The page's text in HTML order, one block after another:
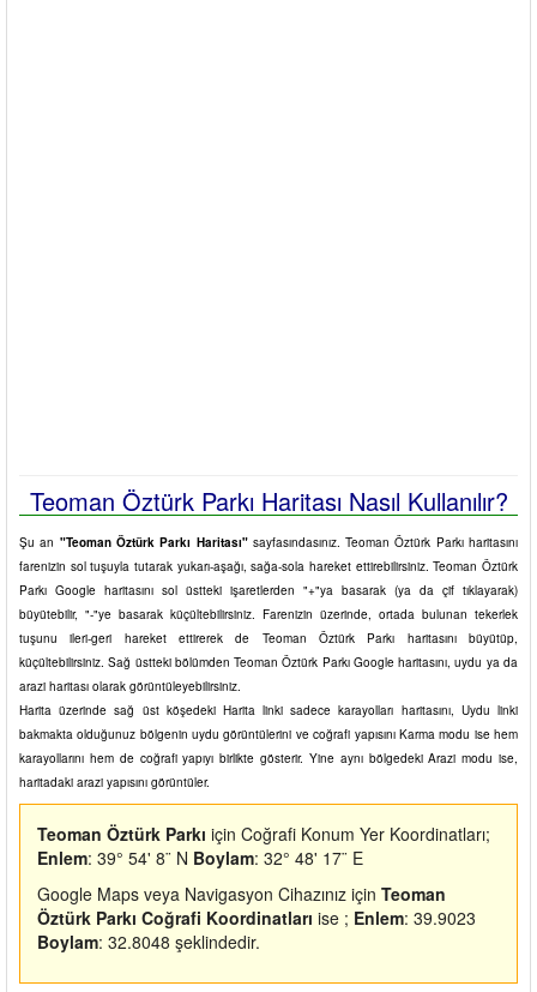
Teoman Öztürk Parkı Haritası Nasıl Kullanılır?
Şu an "Teoman Öztürk Parkı Haritası"sayfasındasınız. Teoman Öztürk Parkı haritasını
farenizin sol tuşuyla tutarak yukarı-aşağı, sağa-sola hareket ettirebilirsiniz. Teoman Öztürk
Parkı Google haritasını sol üstteki işaretlerden "+"ya basarak (ya da çif tıklayarak)
büyütebilir, "-"ye basarak küçültebilirsiniz. Farenizin üzerinde, ortada bulunan tekerlek
tuşunu ileri-geri hareket ettirerek de Teoman Öztürk Parkı haritasını büyütüp,
küçültebilirsiniz. Sağ üstteki bölümden Teoman Öztürk Parkı Google haritasını, uydu ya da
arazi haritası olarak görüntüleyebilirsiniz.
Harita üzerinde sağ üst köşedeki Harita linki sadece karayolları haritasını, Uydu linki
bakmakta olduğunuz bölgenin uydu görüntülerini ve coğrafi yapısını Karma modu ise hem
karayollarını hem de coğrafi yapıyı birlikte gösterir. Yine aynı bölgedeki Arazi modu ise,
haritadaki arazi yapısını görüntüler.
Teoman Öztürk Parkı için Coğrafi Konum Yer Koordinatları;
Enlem: 39° 54' 8¨ N Boylam: 32° 48' 17¨ E
Google Maps veya Navigasyon Cihazınız için Teoman
Öztürk Parkı Coğrafi Koordinatları ise ; Enlem: 39.9023
Boylam: 32.8048 şeklindedir.